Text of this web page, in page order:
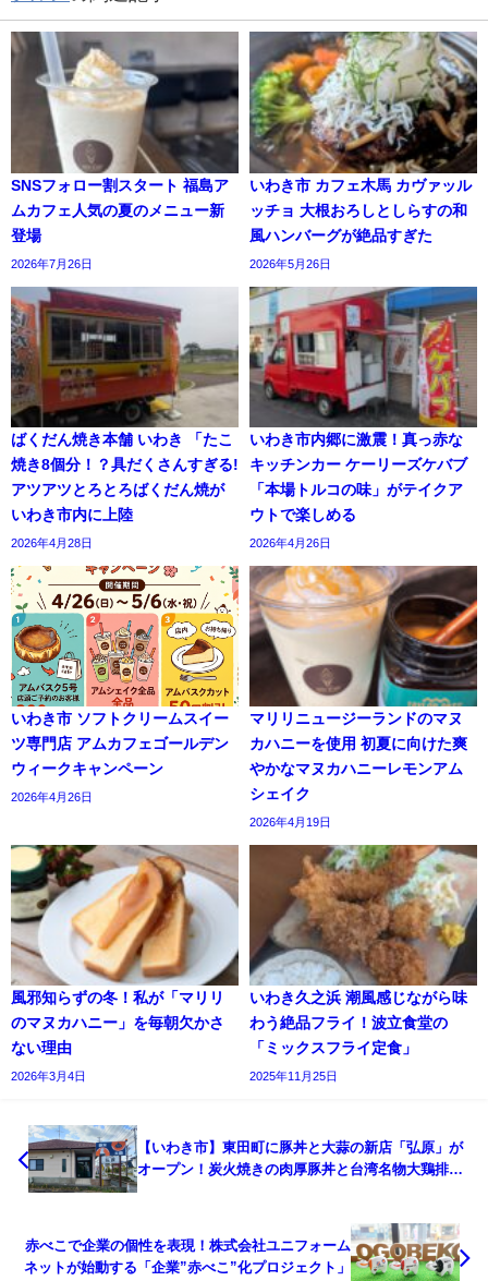
SNSフォロー割スタート 福島ア
ムカフェ人気の夏のメニュー新
登場
2026年7月26日
いわき市 カフェ木馬 カヴァッル
ッチョ 大根おろしとしらすの和
風ハンバーグが絶品すぎた
2026年5月26日
ばくだん焼き本舗 いわき 「たこ
焼き8個分！？具だくさんすぎる!
アツアツとろとろばくだん焼が
いわき市内に上陸
2026年4月28日
いわき市内郷に激震！真っ赤な
キッチンカー ケーリーズケバブ
「本場トルコの味」がテイクア
ウトで楽しめる
2026年4月26日
いわき市 ソフトクリームスイー
ツ専門店 アムカフェゴールデン
ウィークキャンペーン
2026年4月26日
マリリニュージーランドのマヌ
カハニーを使用 初夏に向けた爽
やかなマヌカハニーレモンアム
シェイク
2026年4月19日
風邪知らずの冬！私が「マリリ
のマヌカハニー」を毎朝欠かさ
ない理由
2026年3月4日
いわき久之浜 潮風感じながら味
わう絶品フライ！波立食堂の
「ミックスフライ定食」
2025年11月25日
【いわき市】東田町に豚丼と大蒜の新店「弘原」が
オープン！炭火焼きの肉厚豚丼と台湾名物大鶏排が
赤べこで企業の個性を表現！株式会社ユニフォーム
ネットが始動する「企業”赤べこ”化プロジェクト」